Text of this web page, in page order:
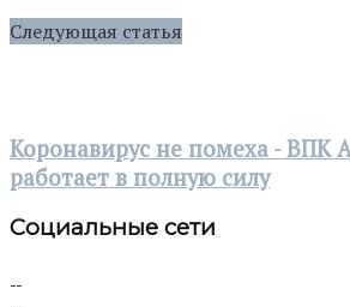
Следующая статья
Коронавирус не помеха - ВПК
работает в полную силу
Социальные сети